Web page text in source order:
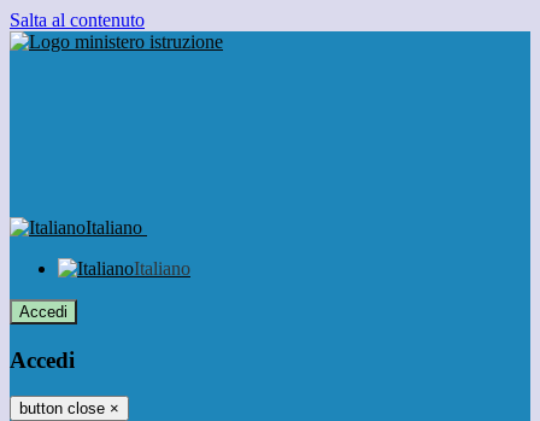
Salta al contenuto
Italiano
Italiano
Accedi
Accedi
button close ×